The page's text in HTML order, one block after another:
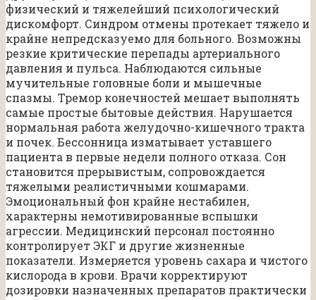
физический и тяжелейший психологический
дискомфорт. Синдром отмены протекает тяжело и
крайне непредсказуемо для больного. Возможны
резкие критические перепады артериального
давления и пульса. Наблюдаются сильные
мучительные головные боли и мышечные
спазмы. Тремор конечностей мешает выполнять
самые простые бытовые действия. Нарушается
нормальная работа желудочно-кишечного тракта
и почек. Бессонница изматывает уставшего
пациента в первые недели полного отказа. Сон
становится прерывистым, сопровождается
тяжелыми реалистичными кошмарами.
Эмоциональный фон крайне нестабилен,
характерны немотивированные вспышки
агрессии. Медицинский персонал постоянно
контролирует ЭКГ и другие жизненные
показатели. Измеряется уровень сахара и чистого
кислорода в крови. Врачи корректируют
дозировки назначенных препаратов практически